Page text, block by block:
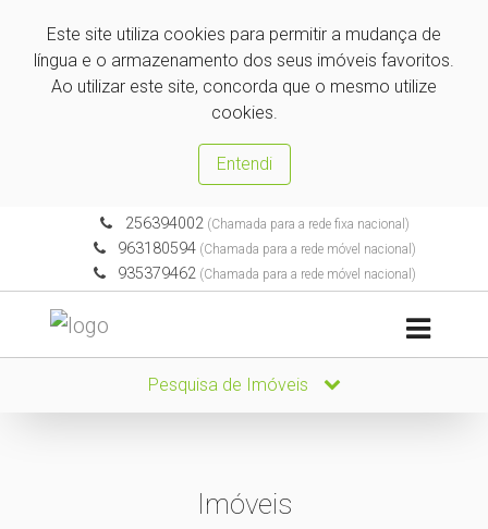
Este site utiliza cookies para permitir a mudança de
língua e o armazenamento dos seus imóveis favoritos.
Ao utilizar este site, concorda que o mesmo utilize
cookies.
Entendi
256394002(Chamada para a rede fixa nacional)
963180594 (Chamada para a rede móvel nacional)
935379462 (Chamada para a rede móvel nacional)
Pesquisa de Imóveis
Imóveis